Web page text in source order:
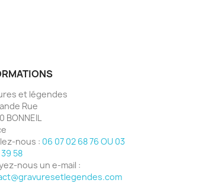
et légendes
Rue
BONNEIL
nous : 06 07 02 68 76 OU 03
58
nous un e-mail :